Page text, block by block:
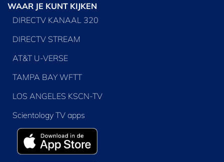
WAAR JE KUNT KIJKEN
DIRECTV KANAAL 320
DIRECTV STREAM
AT&T U-VERSE
TAMPA BAY WFTT
LOS ANGELES KSCN-TV
Scientology TV apps